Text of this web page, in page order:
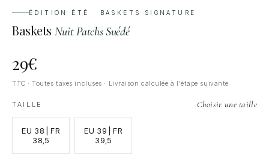
ÉDITION ÉTÉ · BASKETS SIGNATURE
Baskets Nuit Patchs Suédé
29€
TTC · Toutes taxes incluses · Livraison calculée à l'étape suivante
TAILLE Choisir une taille
EU 38 | FR
38,5
EU 39 | FR
39,5